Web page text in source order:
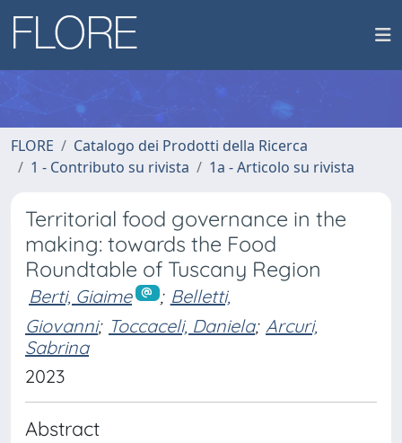
FLORE
Catalogo dei Prodotti della Ricerca
1 - Contributo su rivista
1a - Articolo su rivista
Territorial food governance in the
making: towards the Food
Roundtable of Tuscany Region
Berti, Giaime ; Belletti,
Giovanni; Toccaceli, Daniela; Arcuri,
Sabrina
2023
Abstract